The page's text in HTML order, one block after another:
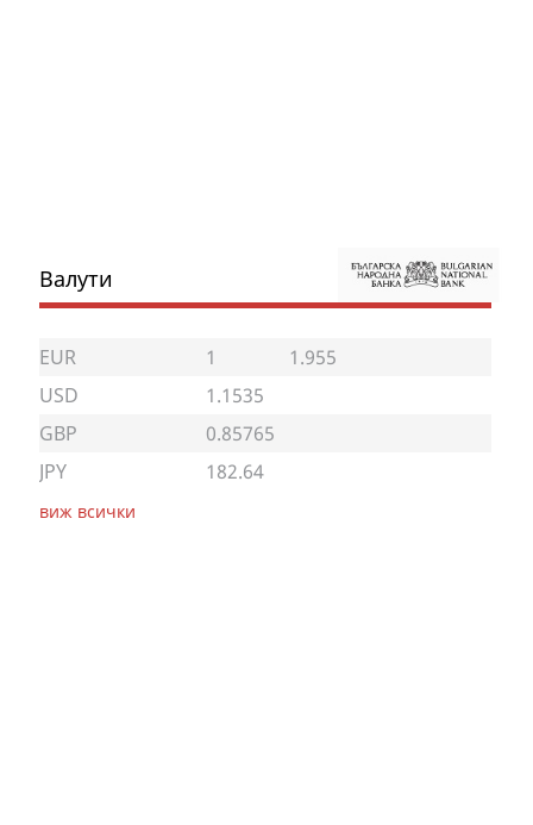
Валути
EUR 1
1.955
USD
1.1535
GBP
0.85765
JPY
182.64
виж всички